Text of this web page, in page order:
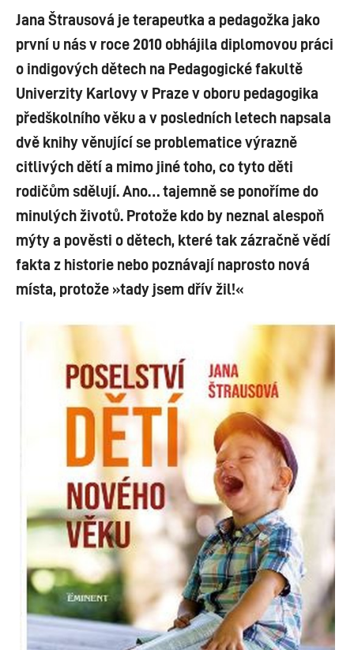
Jana Štrausová je terapeutka a pedagožka jako
první u nás v roce 2010 obhájila diplomovou práci
o indigových dětech na Pedagogické fakultě
Univerzity Karlovy v Praze v oboru pedagogika
předškolního věku a v posledních letech napsala
dvě knihy věnující se problematice výrazně
citlivých dětí a mimo jiné toho, co tyto děti
rodičům sdělují. Ano… tajemně se ponoříme do
minulých životů. Protože kdo by neznal alespoň
mýty a pověsti o dětech, které tak zázračně vědí
fakta z historie nebo poznávají naprosto nová
místa, protože »tady jsem dřív žil!«